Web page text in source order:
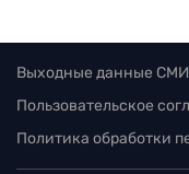
Выходные данные СМИ
Пользовательское
Политика обработки